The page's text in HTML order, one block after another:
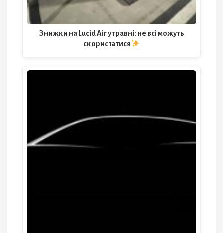
Знижки на Lucid Air у травні: не всі можуть
скористатися